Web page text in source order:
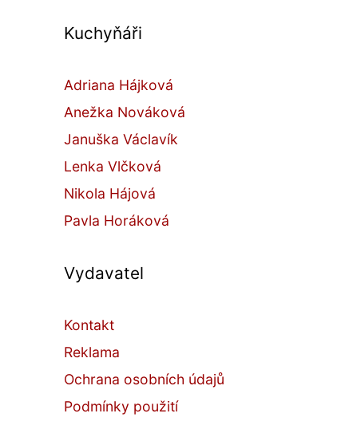
Kuchyňáři
Adriana Hájková
Anežka Nováková
Januška Václavík
Lenka Vlčková
Nikola Hájová
Pavla Horáková
Vydavatel
Kontakt
Reklama
Ochrana osobních údajů
Podmínky použití